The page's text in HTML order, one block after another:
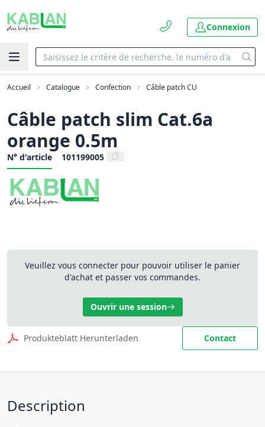
Connexion
Accueil Catalogue Confection Câble patch CU
Câble patch slim Cat.6a
orange 0.5m
N° d'article 101199005
Veuillez vous connecter pour pouvoir utiliser le panier
d'achat et passer vos commandes.
Ouvrir une session
Produkteblatt Herunterladen Contact
Description